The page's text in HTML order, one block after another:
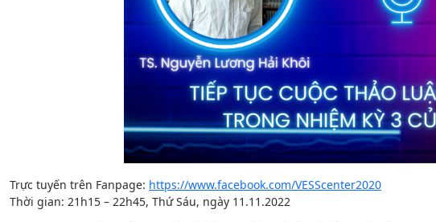
Trực tuyến trên Fanpage: https://www.facebook.com/VESScenter2020
Thời gian: 21h15 – 22h45, Thứ Sáu, ngày 11.11.2022